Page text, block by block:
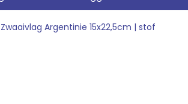
Zwaaivlag Argentinie 15x22,5cm | stof